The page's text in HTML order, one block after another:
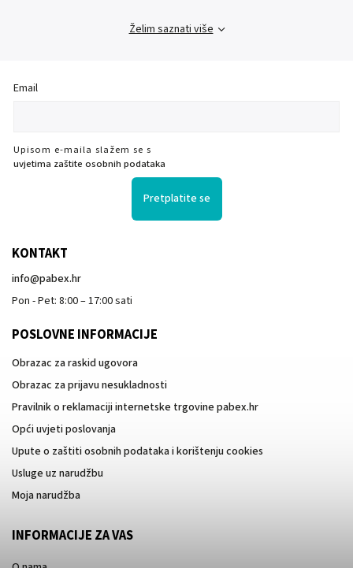
Želim saznati više
Email
Upisom e-maila slažem se s
uvjetima zaštite osobnih podataka
Pretplatite se
KONTAKT
info@pabex.hr
Pon - Pet: 8:00 – 17:00 sati
POSLOVNE INFORMACIJE
Obrazac za raskid ugovora
Obrazac za prijavu nesukladnosti
Pravilnik o reklamaciji internetske trgovine pabex.hr
Opći uvjeti poslovanja
Upute o zaštiti osobnih podataka i korištenju cookies
Usluge uz narudžbu
Moja narudžba
INFORMACIJE ZA VAS